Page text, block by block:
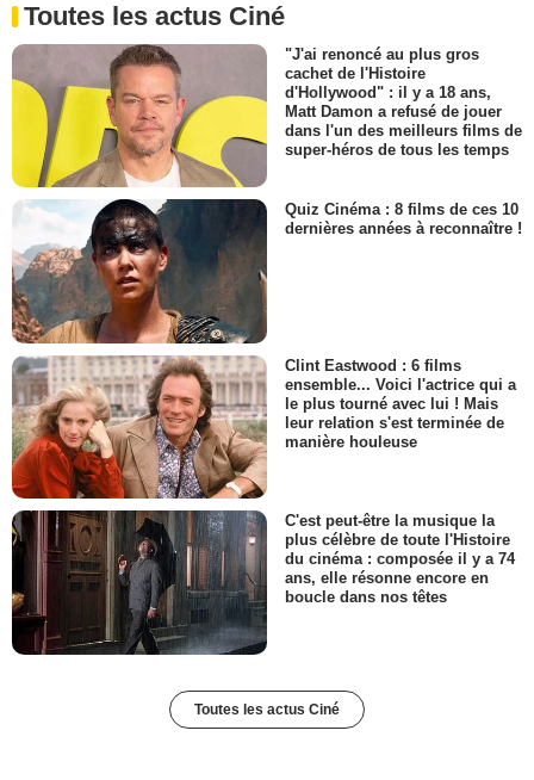
Toutes les actus Ciné
"J'ai renoncé au plus gros
cachet de l'Histoire
d'Hollywood" : il y a 18 ans,
Matt Damon a refusé de jouer
dans l'un des meilleurs films de
super-héros de tous les temps
Quiz Cinéma : 8 films de ces 10
dernières années à reconnaître !
Clint Eastwood : 6 films
ensemble... Voici l'actrice qui a
le plus tourné avec lui ! Mais
leur relation s'est terminée de
manière houleuse
C'est peut-être la musique la
plus célèbre de toute l'Histoire
du cinéma : composée il y a 74
ans, elle résonne encore en
boucle dans nos têtes
Toutes les actus Ciné